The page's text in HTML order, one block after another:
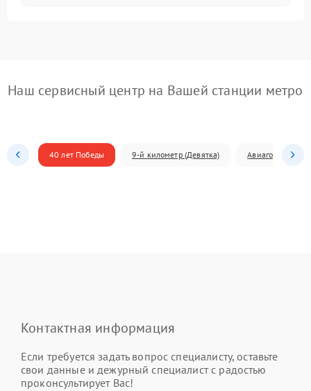
Наш сервисный центр на Вашей станции метро
40 лет Победы 9-й километр (Девятка) Авиагородок
Контактная информация
Если требуется задать вопрос специалисту, оставьте
свои данные и дежурный специалист с радостью
проконсультирует Вас!